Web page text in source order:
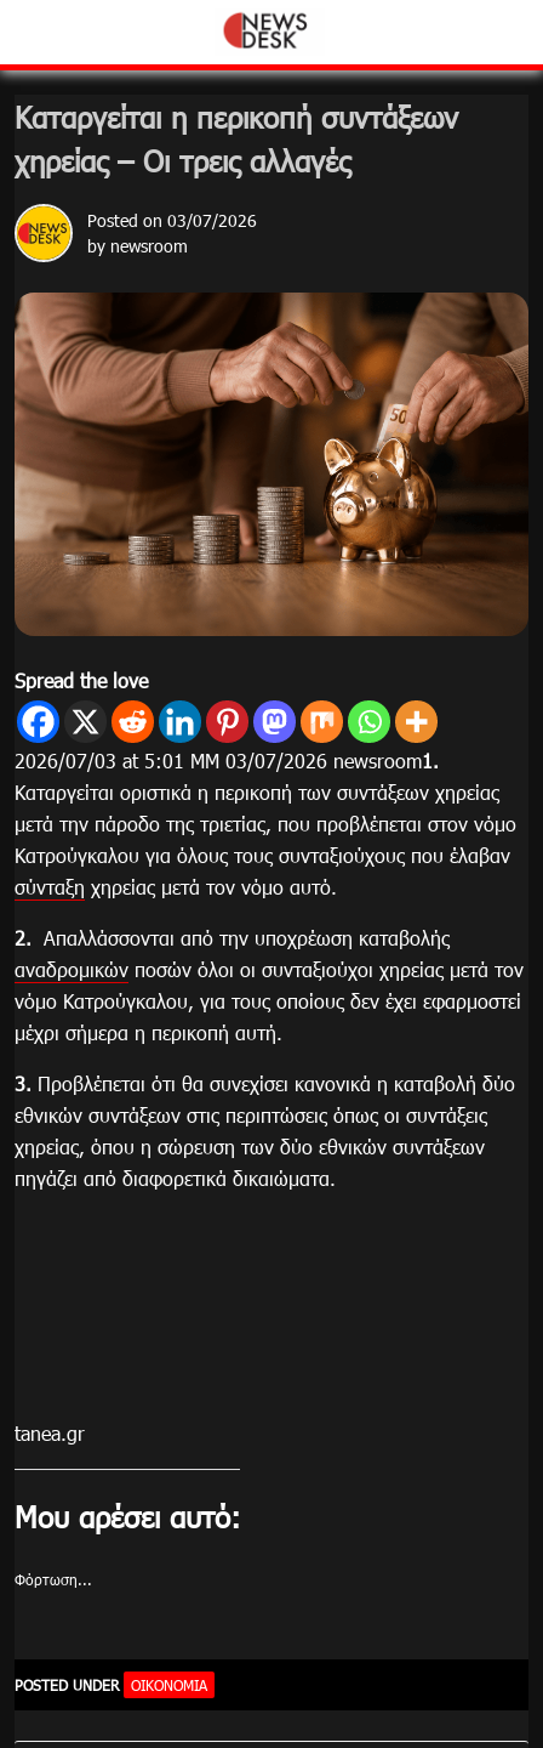
content
Καταργείται η περικοπή συντάξεων
χηρείας – Οι τρεις αλλαγές
Posted on 03/07/2026
by newsroom
Spread the love
2026/07/03 at 5:01 ΜΜ 03/07/2026 newsroom1.
Καταργείται οριστικά η περικοπή των συντάξεων χηρείας
μετά την πάροδο της τριετίας, που προβλέπεται στον νόμο
Κατρούγκαλου για όλους τους συνταξιούχους που έλαβαν
σύνταξη χηρείας μετά τον νόμο αυτό.
2. Απαλλάσσονται από την υποχρέωση καταβολής
αναδρομικών ποσών όλοι οι συνταξιούχοι χηρείας μετά τον
νόμο Κατρούγκαλου, για τους οποίους δεν έχει εφαρμοστεί
μέχρι σήμερα η περικοπή αυτή.
3. Προβλέπεται ότι θα συνεχίσει κανονικά η καταβολή δύο
εθνικών συντάξεων στις περιπτώσεις όπως οι συντάξεις
χηρείας, όπου η σώρευση των δύο εθνικών συντάξεων
πηγάζει από διαφορετικά δικαιώματα.
tanea.gr
Μου αρέσει αυτό:
Φόρτωση...
POSTED UNDER ΟΙΚΟΝΟΜΊΑ